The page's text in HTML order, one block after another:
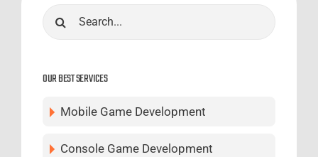
Search
for:
OUR BEST SERVICES
Mobile Game Development
Console Game Development